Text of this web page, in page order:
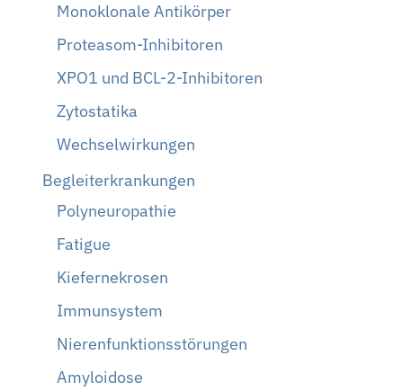
Monoklonale Antikörper
Proteasom-Inhibitoren
XPO1 und BCL-2-Inhibitoren
Zytostatika
Wechselwirkungen
Begleiterkrankungen
Polyneuropathie
Fatigue
Kiefernekrosen
Immunsystem
Nierenfunktionsstörungen
Amyloidose